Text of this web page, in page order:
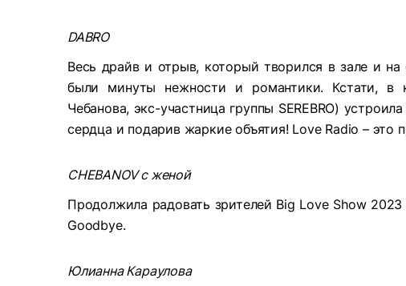
DABRO
Весь драйв и отрыв, который творился в зале и на
были минуты нежности и романтики. Кстати, в
Чебанова, экс-участница группы SEREBRO)
сердца и подарив жаркие объятия! Love Radio –
CHEBANOV с женой
Продолжила радовать зрителей Big Love Show
Goodbye.
Юлианна Караулова